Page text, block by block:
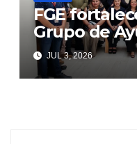
FGE
Grupo de
(GAMAC)
JUL 3, 2026